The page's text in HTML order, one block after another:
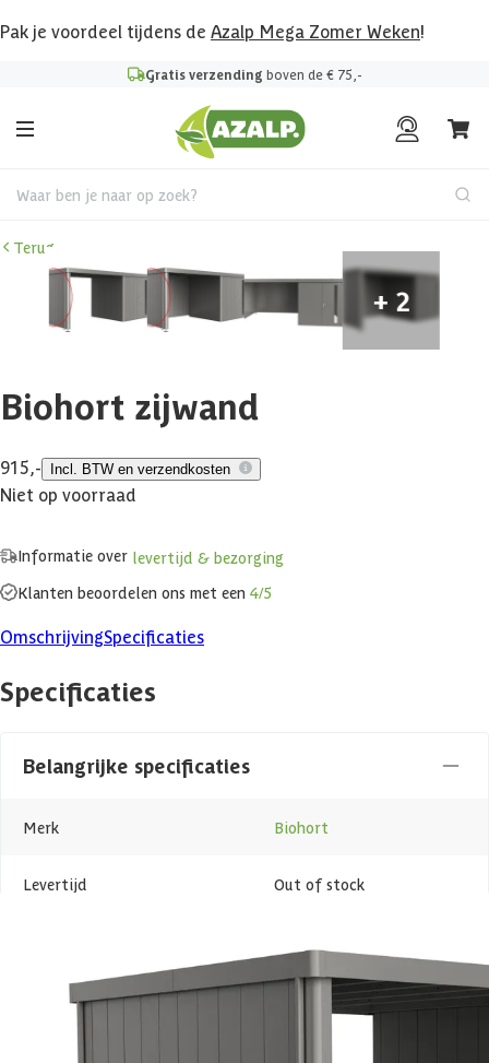
Pak je voordeel tijdens de Azalp Mega Zomer Weken!
Gratis verzending boven de € 75,-
Waar ben je naar op zoek?
Terug
Biohort zijwand
915,- Incl. BTW en verzendkosten
Niet op voorraad
Informatie over levertijd & bezorging
Klanten beoordelen ons met een 4/5
OmschrijvingSpecificaties
Specificaties
Belangrijke specificaties
Merk Biohort
Levertijd Out of stock
EAN-code 9003414870482